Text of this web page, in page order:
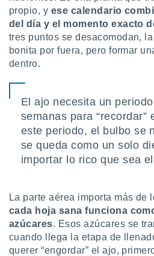
de que
para
o
aunque
Puedes
acceder a
web a
abono
propio, y ese calendario
del día y el momento exacto
tres puntos se desacomodan,
bonita por fuera, pero formar
dentro.
El ajo necesita un
semanas para “recordar”
este periodo, el bulbo se
se queda como un solo
importar lo rico que sea
La parte aérea importa más de
cada hoja sana funciona
azúcares. Esos azúcares se
cuando llega la etapa de
querer “engordar” el ajo,